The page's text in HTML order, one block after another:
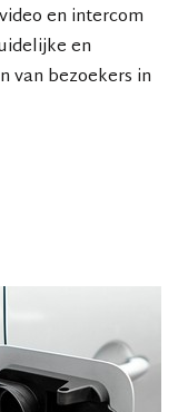
en intercom
en
van bezoekers in